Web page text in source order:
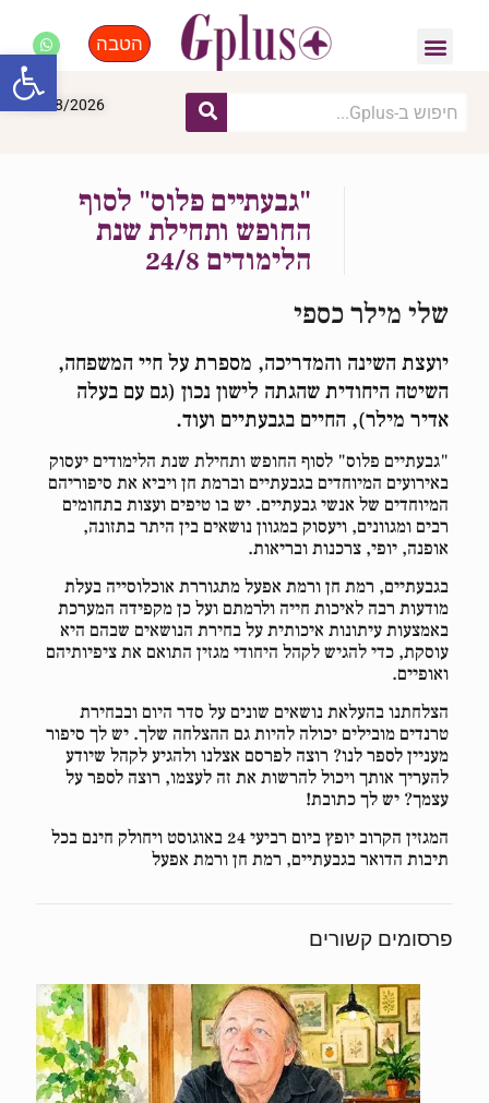
הטבה
10/08/2026
"גבעתיים פלוס" לסוף
החופש ותחילת שנת
הלימודים 24/8
שלי מילר כספי
יועצת השינה והמדריכה, מספרת על חיי המשפחה,
השיטה היחודית שהגתה לישון נכון (גם עם בעלה
אדיר מילר), החיים בגבעתיים ועוד.
"גבעתיים פלוס" לסוף החופש ותחילת שנת הלימודים יעסוק
באירועים המיוחדים בגבעתיים וברמת חן ויביא את סיפוריהם
המיוחדים של אנשי גבעתיים. יש בו טיפים ועצות בתחומים
רבים ומגוונים, ויעסוק במגוון נושאים בין היתר בתזונה,
אופנה, יופי, צרכנות ובריאות.
בגבעתיים, רמת חן ורמת אפעל מתגוררת אוכלוסייה בעלת
מודעות רבה לאיכות חייה ולרמתם ועל כן מקפידה המערכת
באמצעות עיתונות איכותית על בחירת הנושאים שבהם היא
עוסקת, כדי להגיש לקהל היחודי מגזין התואם את ציפיותיהם
ואופיים.
הצלחתנו בהעלאת נושאים שונים על סדר היום ובבחירת
טרנדים מובילים יכולה להיות גם ההצלחה שלך. יש לך סיפור
מעניין לספר לנו? רוצה לפרסם אצלנו ולהגיע לקהל שיודע
להעריך אותך ויכול להרשות את זה לעצמו, רוצה לספר על
עצמך? יש לך כתובת!
המגזין הקרוב יופץ ביום רביעי 24 באוגוסט ויחולק חינם בכל
תיבות הדואר בגבעתיים, רמת חן ורמת אפעל
פרסומים קשורים
פתח